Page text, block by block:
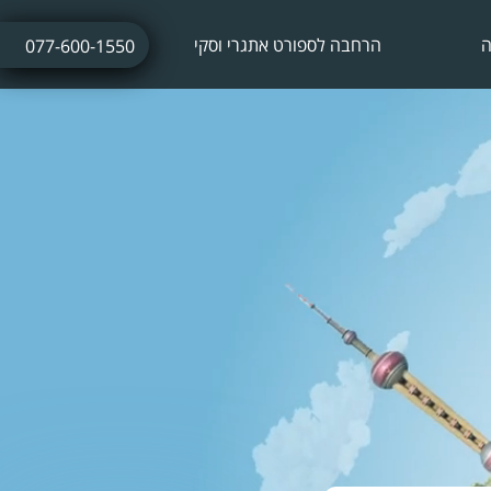
הרחבה לספורט אתגרי וסקי
ביטוח חו"ל לתחרויות ספורט
ביטוח נסיעות לתרמילאים
ביטוח נסיעות עסקיות
ביטוח נסיעות לשייט הפלגה
077-600-1550